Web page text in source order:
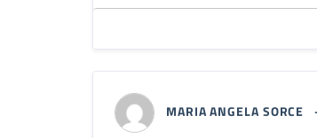
MARIA ANGELA SORCE